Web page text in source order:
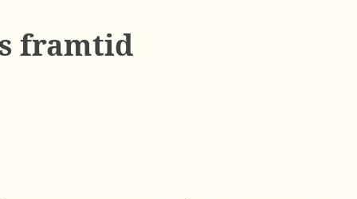
framtid